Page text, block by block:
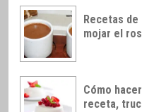
Recetas
mojar el
Cómo
receta,